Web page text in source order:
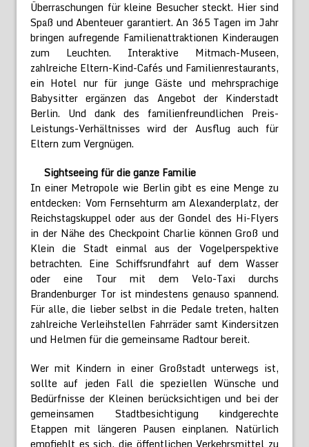
Überraschungen für kleine Besucher steckt. Hier sind
Spaß und Abenteuer garantiert. An 365 Tagen im Jahr
bringen aufregende Familienattraktionen Kinderaugen
zum Leuchten. Interaktive Mitmach-Museen,
zahlreiche Eltern-Kind-Cafés und Familienrestaurants,
ein Hotel nur für junge Gäste und mehrsprachige
Babysitter ergänzen das Angebot der Kinderstadt
Berlin. Und dank des familienfreundlichen Preis-
Leistungs-Verhältnisses wird der Ausflug auch für
Eltern zum Vergnügen.
Sightseeing für die ganze Familie
In einer Metropole wie Berlin gibt es eine Menge zu
entdecken: Vom Fernsehturm am Alexanderplatz, der
Reichstagskuppel oder aus der Gondel des Hi-Flyers
in der Nähe des Checkpoint Charlie können Groß und
Klein die Stadt einmal aus der Vogelperspektive
betrachten. Eine Schiffsrundfahrt auf dem Wasser
oder eine Tour mit dem Velo-Taxi durchs
Brandenburger Tor ist mindestens genauso spannend.
Für alle, die lieber selbst in die Pedale treten, halten
zahlreiche Verleihstellen Fahrräder samt Kindersitzen
und Helmen für die gemeinsame Radtour bereit.
Wer mit Kindern in einer Großstadt unterwegs ist,
sollte auf jeden Fall die speziellen Wünsche und
Bedürfnisse der Kleinen berücksichtigen und bei der
gemeinsamen Stadtbesichtigung kindgerechte
Etappen mit längeren Pausen einplanen. Natürlich